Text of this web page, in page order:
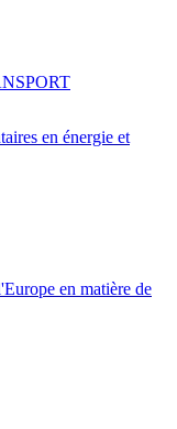
en énergie et
en matière de